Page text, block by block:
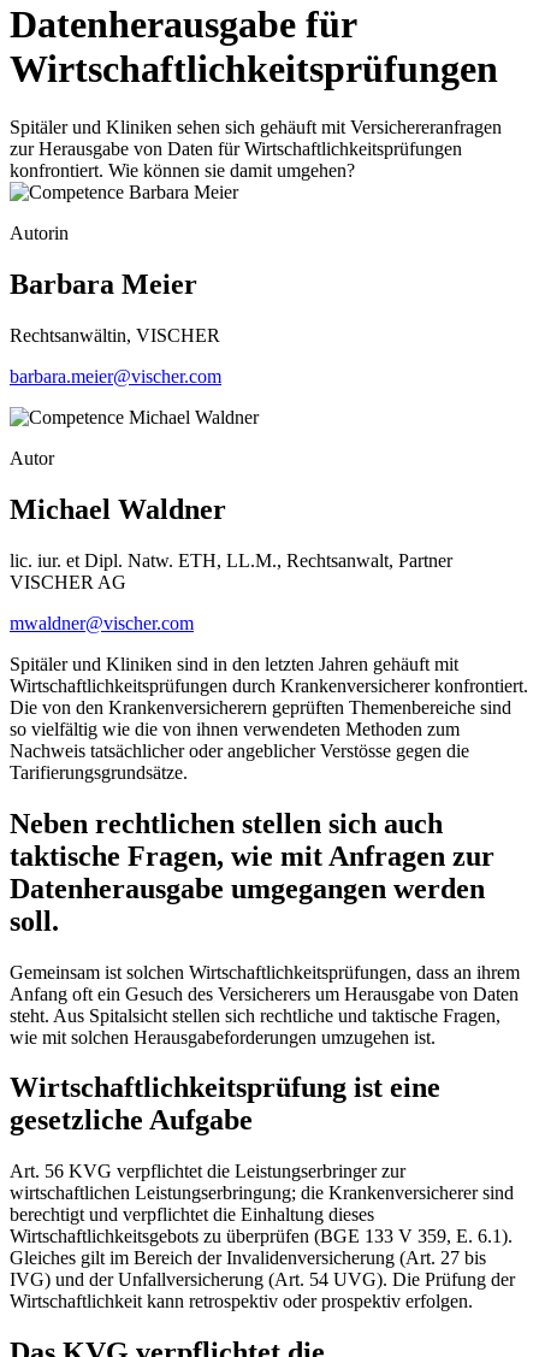
Datenherausgabe für
Wirtschaftlichkeitsprüfungen
Spitäler und Kliniken sehen sich gehäuft mit Versichereranfragen
zur Herausgabe von Daten für Wirtschaftlichkeitsprüfungen
konfrontiert. Wie können sie damit umgehen?
Autorin
Barbara Meier
Rechtsanwältin, VISCHER
barbara.meier@vischer.com
Autor
Michael Waldner
lic. iur. et Dipl. Natw. ETH, LL.M., Rechtsanwalt, Partner
VISCHER AG
mwaldner@vischer.com
Spitäler und Kliniken sind in den letzten Jahren gehäuft mit
Wirtschaftlichkeitsprüfungen durch Krankenversicherer konfrontiert.
Die von den Krankenversicherern geprüften Themenbereiche sind
so vielfältig wie die von ihnen verwendeten Methoden zum
Nachweis tatsächlicher oder angeblicher Verstösse gegen die
Tarifierungsgrundsätze.
Neben rechtlichen stellen sich auch
taktische Fragen, wie mit Anfragen zur
Datenherausgabe umgegangen werden
soll.
Gemeinsam ist solchen Wirtschaftlichkeitsprüfungen, dass an ihrem
Anfang oft ein Gesuch des Versicherers um Herausgabe von Daten
steht. Aus Spitalsicht stellen sich rechtliche und taktische Fragen,
wie mit solchen Herausgabeforderungen umzugehen ist.
Wirtschaftlichkeitsprüfung ist eine
gesetzliche Aufgabe
Art. 56 KVG verpflichtet die Leistungserbringer zur
wirtschaftlichen Leistungserbringung; die Krankenversicherer sind
berechtigt und verpflichtet die Einhaltung dieses
Wirtschaftlichkeitsgebots zu überprüfen (BGE 133 V 359, E. 6.1).
Gleiches gilt im Bereich der Invalidenversicherung (Art. 27 bis
IVG) und der Unfallversicherung (Art. 54 UVG). Die Prüfung der
Wirtschaftlichkeit kann retrospektiv oder prospektiv erfolgen.